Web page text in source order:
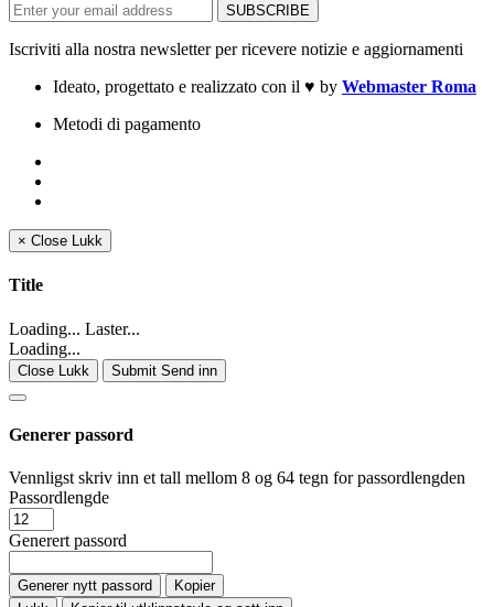
Iscriviti alla nostra newsletter per ricevere notizie e aggiornamenti
Ideato, progettato e realizzato con il ♥ by Webmaster Roma
Metodi di pagamento
× Close Lukk
Title
Loading... Laster...
Loading...
Close Lukk Submit Send inn
Generer passord
Vennligst skriv inn et tall mellom 8 og 64 tegn for passordlengden
Passordlengde
Generert passord
Generer nytt passord
Kopier